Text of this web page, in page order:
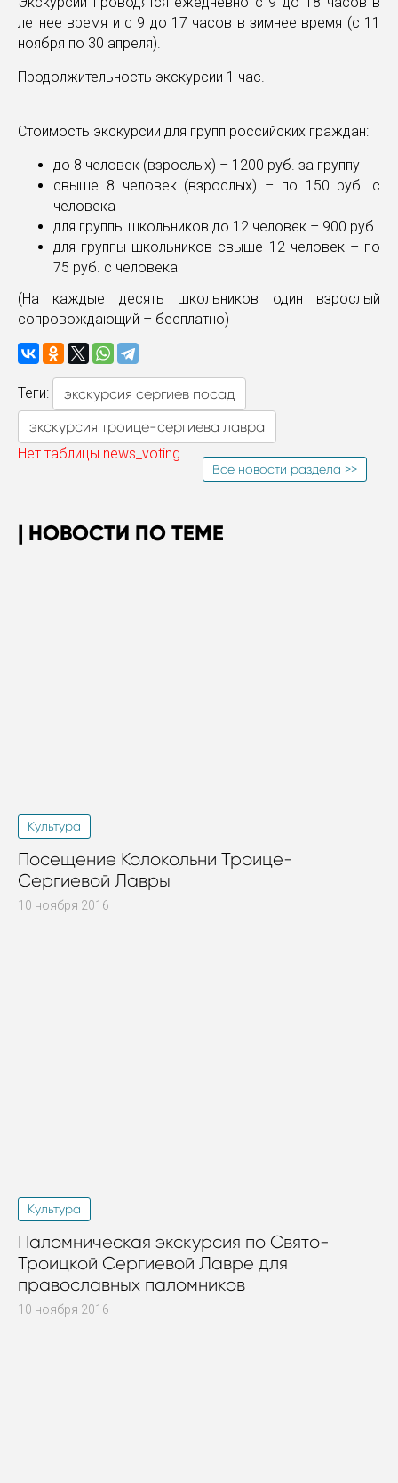
летнее время и с 9 до 17 часов в зимнее время (с 11
ноября по 30 апреля).
Продолжительность экскурсии 1 час.
Стоимость экскурсии для групп российских граждан:
до 8 человек (взрослых) – 1200 руб. за группу
свыше 8 человек (взрослых) – по 150 руб. с
человека
для группы школьников до 12 человек – 900 руб.
для группы школьников свыше 12 человек – по
75 руб. с человека
(На каждые десять школьников один взрослый
сопровождающий – бесплатно)
Теги:
экскурсия сергиев посад
экскурсия троице-сергиева лавра
Нет таблицы news_voting
Все новости раздела >>
НОВОСТИ ПО ТЕМЕ
Культура
Посещение Колокольни Троице-
Сергиевой Лавры
10 ноября 2016
Культура
Паломническая экскурсия по Свято-
Троицкой Сергиевой Лавре для
православных паломников
10 ноября 2016